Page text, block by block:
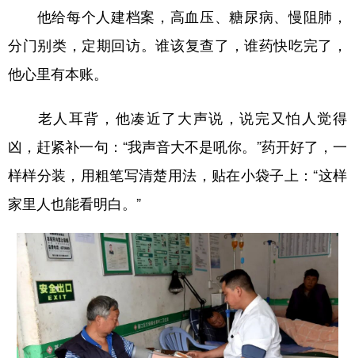
他给每个人建档案，高血压、糖尿病、慢阻肺，
分门别类，定期回访。谁该复查了，谁药快吃完了，
他心里有本账。
老人耳背，他凑近了大声说，说完又怕人觉得
凶，赶紧补一句：“我声音大不是吼你。”药开好了，一
样样分装，用粗笔写清楚用法，贴在小袋子上：“这样
家里人也能看明白。”